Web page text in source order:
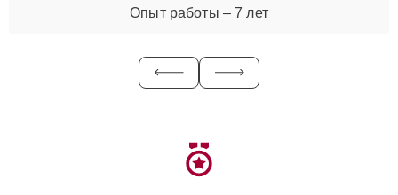
Опыт работы – 7 лет